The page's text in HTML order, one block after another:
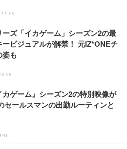
11:55
ズ「イカゲーム」シーズン2の最
ビジュアルが解禁！ 元IZ*ONEチ
姿も
ゲーム』シーズン2の特別映像が
セールスマンの出勤ルーティンと